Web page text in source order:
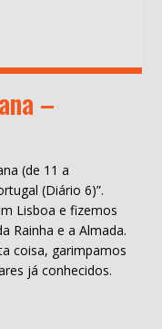
–
(de 11 a
(Diário 6)”.
Lisboa e fizemos
Rainha e a Almada.
coisa, garimpamos
já conhecidos.